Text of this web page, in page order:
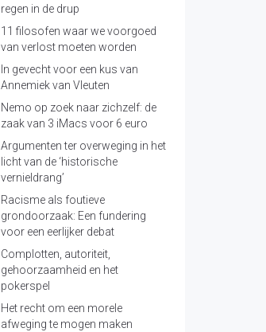
regen in de drup
11 filosofen waar we voorgoed
van verlost moeten worden
In gevecht voor een kus van
Annemiek van Vleuten
Nemo op zoek naar zichzelf: de
zaak van 3 iMacs voor 6 euro
Argumenten ter overweging in het
licht van de ‘historische
vernieldrang’
Racisme als foutieve
grondoorzaak: Een fundering
voor een eerlijker debat
Complotten, autoriteit,
gehoorzaamheid en het
pokerspel
Het recht om een morele
afweging te mogen maken